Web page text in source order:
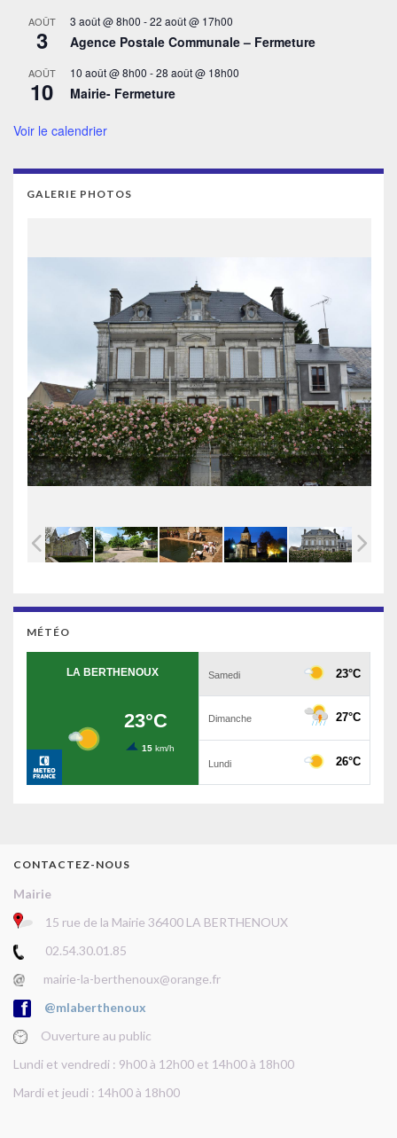
AOÛT
3
3 août @ 8h00 -22 août @ 17h00
Agence Postale Communale – Fermeture
AOÛT
10
10 août @ 8h00 -28 août @ 18h00
Mairie- Fermeture
Voir le calendrier
GALERIE PHOTOS
MÉTÉO
CONTACTEZ-NOUS
Mairie
15 rue de la Mairie 36400 LA BERTHENOUX
02.54.30.01.85
mairie-la-berthenoux@orange.fr
@mlaberthenoux
Ouverture au public
Lundi et vendredi : 9h00 à 12h00 et 14h00 à 18h00
Mardi et jeudi : 14h00 à 18h00